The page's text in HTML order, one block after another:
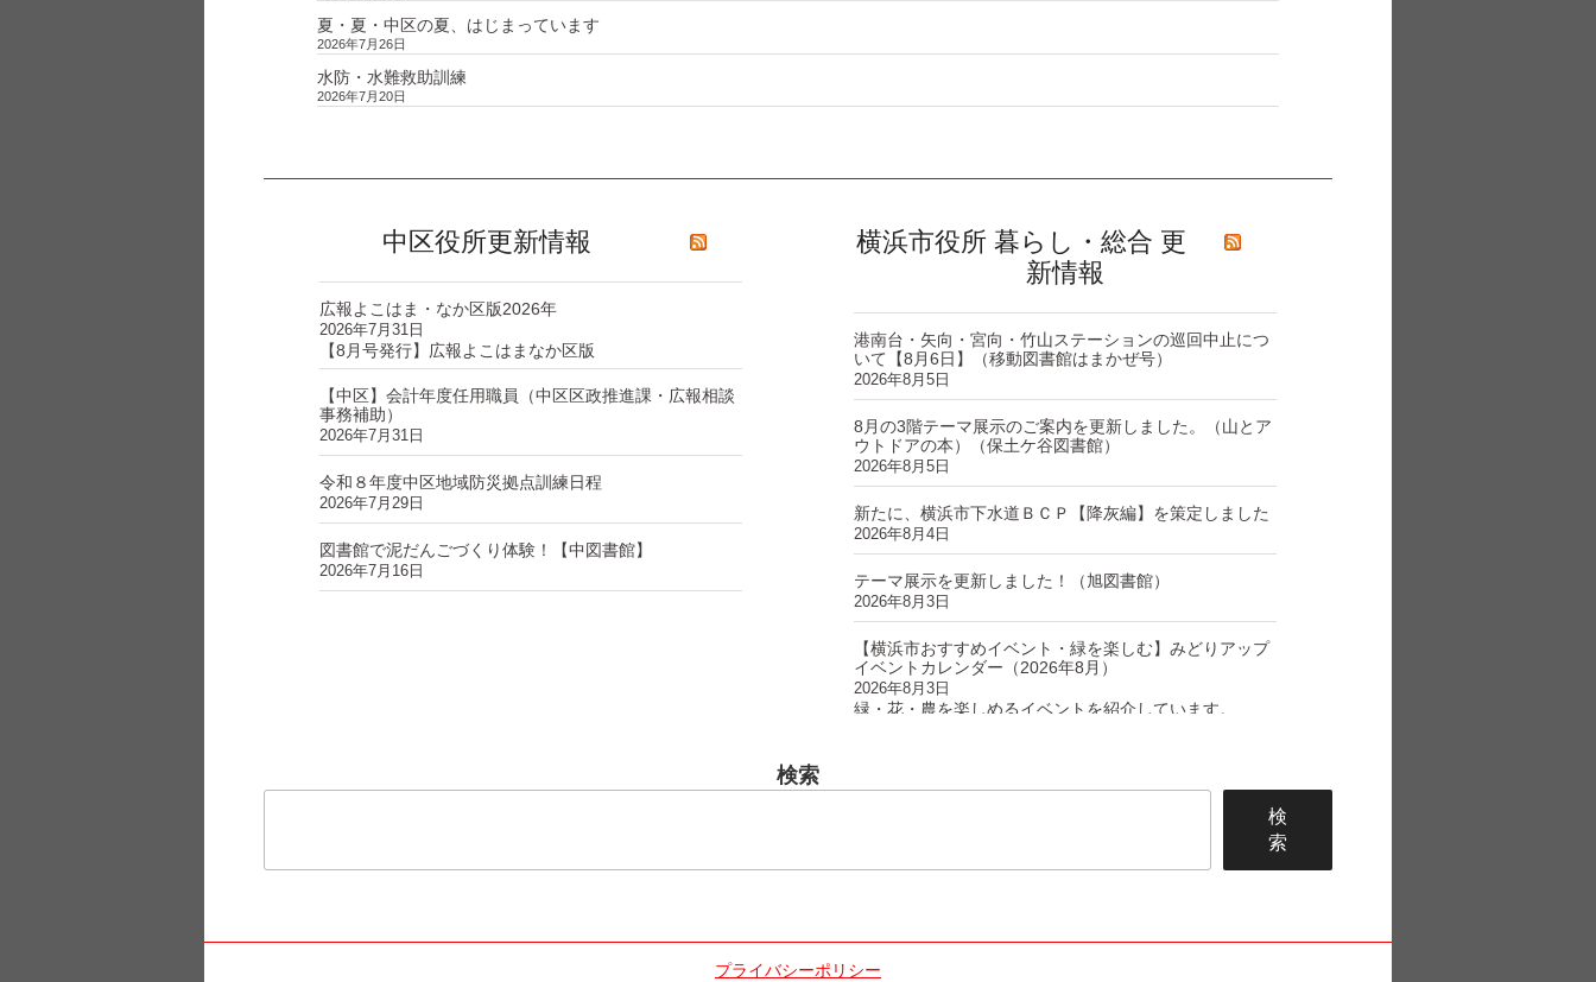
夏・夏・中区の夏、はじまっています
2026年7月26日
水防・水難救助訓練
2026年7月20日
中区役所更新情報
広報よこはま・なか区版2026年
2026年7月31日
【8月号発行】広報よこはまなか区版
【中区】会計年度任用職員（中区区政推進課・広報相談
事務補助）
2026年7月31日
令和８年度中区地域防災拠点訓練日程
2026年7月29日
図書館で泥だんごづくり体験！【中図書館】
2026年7月16日
横浜市役所 暮らし・総合 更
新情報
港南台・矢向・宮向・竹山ステーションの巡回中止につ
いて【8月6日】（移動図書館はまかぜ号）
2026年8月5日
8月の3階テーマ展示のご案内を更新しました。（山とア
ウトドアの本）（保土ケ谷図書館）
2026年8月5日
新たに、横浜市下水道ＢＣＰ【降灰編】を策定しました
2026年8月4日
テーマ展示を更新しました！（旭図書館）
2026年8月3日
【横浜市おすすめイベント・緑を楽しむ】みどりアップ
イベントカレンダー（2026年8月）
2026年8月3日
緑・花・農を楽しめるイベントを紹介しています。
検索
検
索
プライバシーポリシー